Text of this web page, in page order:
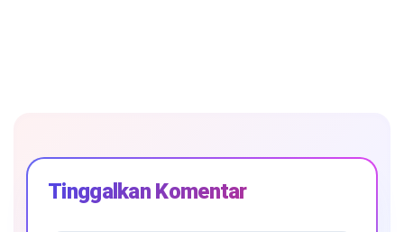
Tinggalkan Komentar